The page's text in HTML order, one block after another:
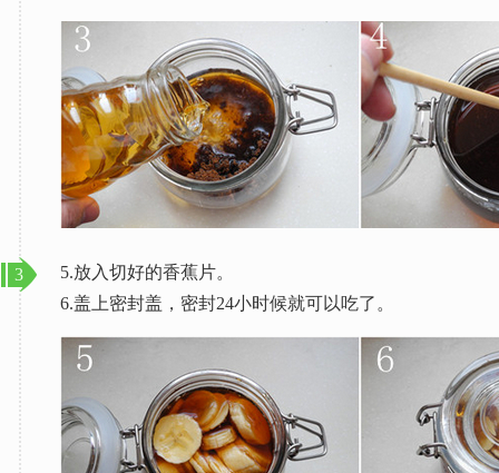
3
5.放入切好的香蕉片。
6.盖上密封盖，密封24小时候就可以吃了。